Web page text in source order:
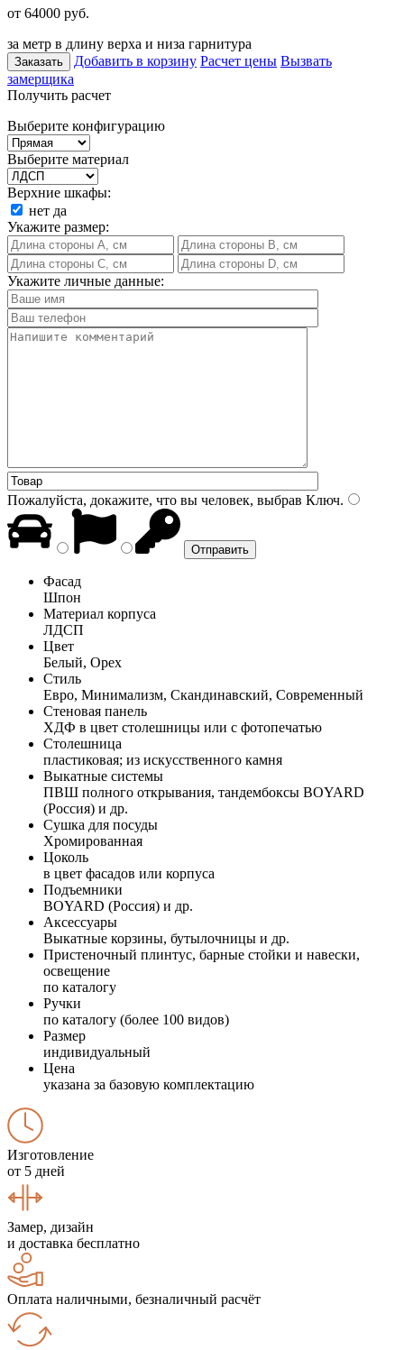
от 64000 руб.
за метр в длину верха и низа гарнитура
Заказать Добавить в корзину Расчет цены Вызвать
замерщика
Получить расчет
Выберите конфигурацию
Выберите материал
Верхние шкафы:
нет да
Укажите размер:
Укажите личные данные:
Пожалуйста, докажите, что вы человек, выбрав Ключ.
Фасад
Шпон
Материал корпуса
ЛДСП
Цвет
Белый, Орех
Стиль
Евро, Минимализм, Скандинавский, Современный
Стеновая панель
ХДФ в цвет столешницы или с фотопечатью
Столешница
пластиковая; из искусственного камня
Выкатные системы
ПВШ полного открывания, тандембоксы BOYARD
(Россия) и др.
Сушка для посуды
Хромированная
Цоколь
в цвет фасадов или корпуса
Подъемники
BOYARD (Россия) и др.
Аксессуары
Выкатные корзины, бутылочницы и др.
Пристеночный плинтус, барные стойки и навески,
освещение
по каталогу
Ручки
по каталогу (более 100 видов)
Размер
индивидуальный
Цена
указана за базовую комплектацию
Изготовление
от 5 дней
Замер, дизайн
и доставка бесплатно
Оплата наличными, безналичный расчёт